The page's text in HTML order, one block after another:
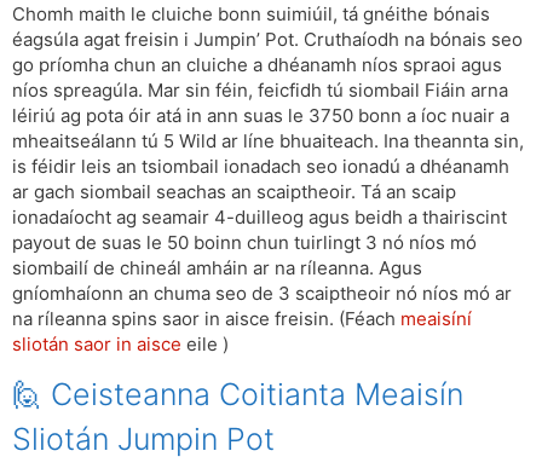
Chomh maith le cluiche bonn suimiúil, tá gnéithe bónais
éagsúla agat freisin i Jumpin’ Pot. Cruthaíodh na bónais seo
go príomha chun an cluiche a dhéanamh níos spraoi agus
níos spreagúla. Mar sin féin, feicfidh tú siombail Fiáin arna
léiriú ag pota óir atá in ann suas le 3750 bonn a íoc nuair a
mheaitseálann tú 5 Wild ar líne bhuaiteach. Ina theannta sin,
is féidir leis an tsiombail ionadach seo ionadú a dhéanamh
ar gach siombail seachas an scaiptheoir. Tá an scaip
ionadaíocht ag seamair 4-duilleog agus beidh a thairiscint
payout de suas le 50 boinn chun tuirlingt 3 nó níos mó
siombailí de chineál amháin ar na ríleanna. Agus
gníomhaíonn an chuma seo de 3 scaiptheoir nó níos mó ar
na ríleanna spins saor in aisce freisin. (Féach meaisíní
sliotán saor in aisce eile )
🙋 Ceisteanna Coitianta Meaisín
Sliotán Jumpin Pot